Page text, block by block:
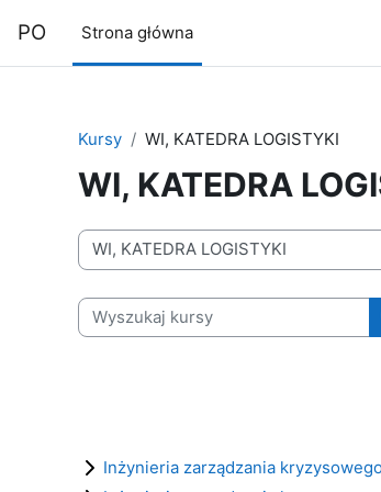
PO Strona główna
Kursy WI, KATEDRA LOGISTYKI
WI, KATEDRA
Kategorie kursów
Wyszukaj kursy
Inżynieria zarządzania